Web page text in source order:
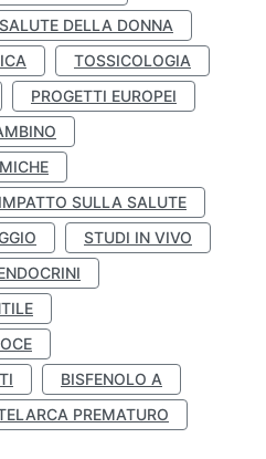
SALUTE DELLA DONNA
TOSSICOLOGIA
PROGETTI EUROPEI
SULLA SALUTE
STUDI IN VIVO
BISFENOLO A
PREMATURO